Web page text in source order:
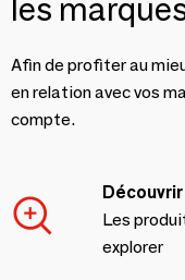
les
Afin de profiter au
en relation avec vos
compte.
Découvrir
Les
explorer